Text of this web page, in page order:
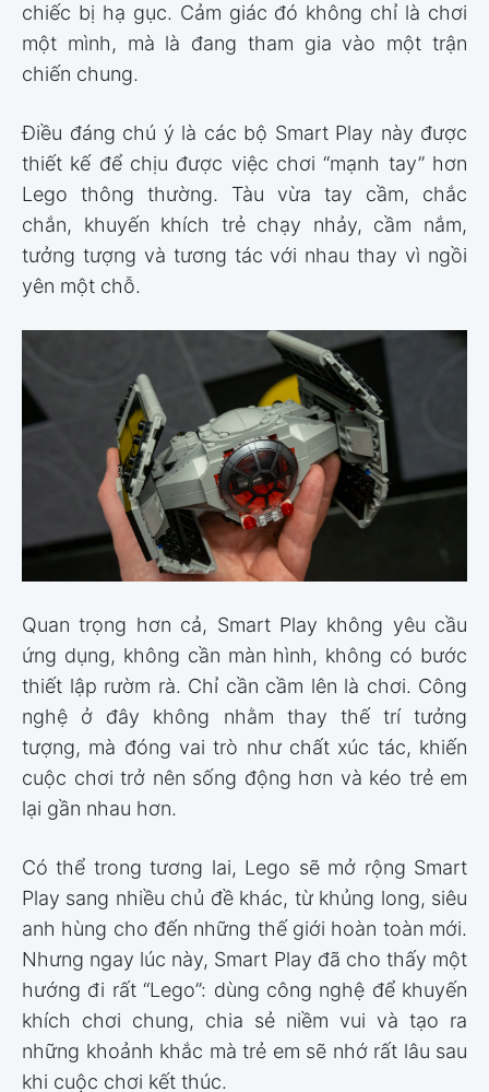
chiếc bị hạ gục. Cảm giác đó không chỉ là chơi
một mình, mà là đang tham gia vào một trận
chiến chung.
Điều đáng chú ý là các bộ Smart Play này được
thiết kế để chịu được việc chơi “mạnh tay” hơn
Lego thông thường. Tàu vừa tay cầm, chắc
chắn, khuyến khích trẻ chạy nhảy, cầm nắm,
tưởng tượng và tương tác với nhau thay vì ngồi
yên một chỗ.
Quan trọng hơn cả, Smart Play không yêu cầu
ứng dụng, không cần màn hình, không có bước
thiết lập rườm rà. Chỉ cần cầm lên là chơi. Công
nghệ ở đây không nhằm thay thế trí tưởng
tượng, mà đóng vai trò như chất xúc tác, khiến
cuộc chơi trở nên sống động hơn và kéo trẻ em
lại gần nhau hơn.
Có thể trong tương lai, Lego sẽ mở rộng Smart
Play sang nhiều chủ đề khác, từ khủng long, siêu
anh hùng cho đến những thế giới hoàn toàn mới.
Nhưng ngay lúc này, Smart Play đã cho thấy một
hướng đi rất “Lego”: dùng công nghệ để khuyến
khích chơi chung, chia sẻ niềm vui và tạo ra
những khoảnh khắc mà trẻ em sẽ nhớ rất lâu sau
khi cuộc chơi kết thúc.